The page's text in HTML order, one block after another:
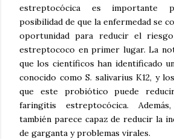
estreptocócica es importante
posibilidad de que la enfermedad se
oportunidad para reducir el
estreptococo en primer lugar. La
que los científicos han identificado
conocido como S. salivarius K12, y
que este probiótico puede
faringitis estreptocócica.
también parece capaz de reducir la
de garganta y problemas virales.